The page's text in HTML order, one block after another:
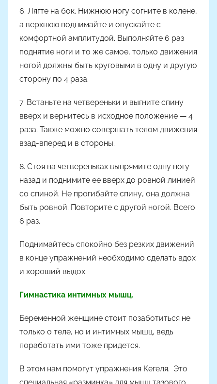
6. Лягте на бок. Нижнюю ногу согните в колене,
а верхнюю поднимайте и опускайте с
комфортной амплитудой. Выполняйте 6 раз
поднятие ноги и то же самое, только движения
ногой должны быть круговыми в одну и другую
сторону по 4 раза.
7. Встаньте на четвереньки и выгните спину
вверх и вернитесь в исходное положение — 4
раза. Также можно совершать телом движения
взад-вперед и в стороны.
8. Стоя на четвереньках выпрямите одну ногу
назад и поднимите ее вверх до ровной линией
со спиной. Не прогибайте спину, она должна
быть ровной. Повторите с другой ногой. Всего
6 раз.
Поднимайтесь спокойно без резких движений
в конце упражнений необходимо сделать вдох
и хороший выдох.
Гимнастика интимных мышц.
Беременной женщине стоит позаботиться не
только о теле, но и интимных мышц, ведь
поработать ими тоже придется.
В этом нам помогут упражнения Кегеля. Это
специальная «разминка» для мышц тазового